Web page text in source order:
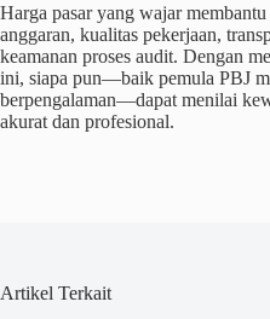
Harga pasar yang wajar
anggaran, kualitas pekerjaan,
keamanan proses audit. Dengan
ini, siapa pun—baik pemula PBJ
berpengalaman—dapat menilai
akurat dan profesional.
Artikel Terkait